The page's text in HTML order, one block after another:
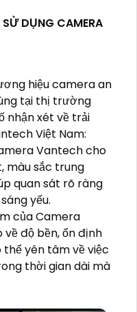
DỤNG CAMERA
hiệu camera an
tại thị trường
nhận xét về trải
Việt Nam:
Vantech cho
màu sắc trung
quan sát rõ ràng
yếu.
của Camera
độ bền, ổn định
thể yên tâm về việc
thời gian dài mà